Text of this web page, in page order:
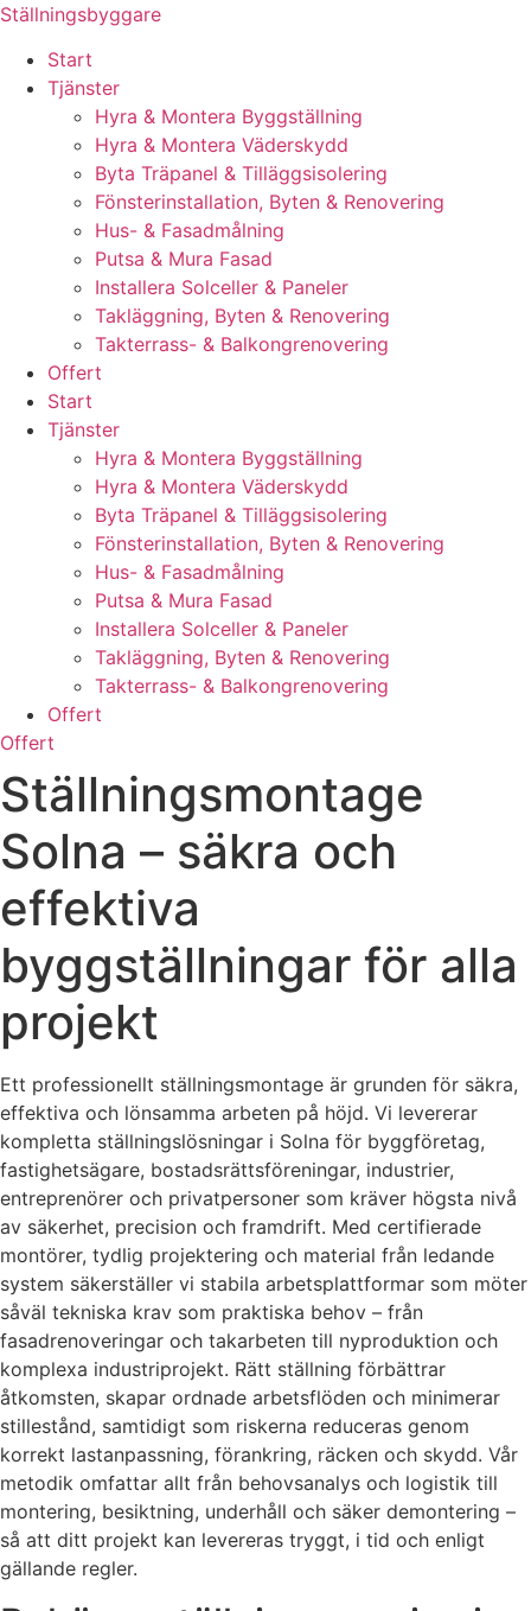
Skip
content
Ställningsbyggare
Start
Tjänster
Hyra & Montera Byggställning
Hyra & Montera Väderskydd
Byta Träpanel & Tilläggsisolering
Fönsterinstallation, Byten & Renovering
Hus- & Fasadmålning
Putsa & Mura Fasad
Installera Solceller & Paneler
Takläggning, Byten & Renovering
Takterrass- & Balkongrenovering
Offert
Start
Tjänster
Hyra & Montera Byggställning
Hyra & Montera Väderskydd
Byta Träpanel & Tilläggsisolering
Fönsterinstallation, Byten & Renovering
Hus- & Fasadmålning
Putsa & Mura Fasad
Installera Solceller & Paneler
Takläggning, Byten & Renovering
Takterrass- & Balkongrenovering
Offert
Offert
Ställningsmontage
Solna – säkra och
effektiva
byggställningar för alla
projekt
Ett professionellt ställningsmontage är grunden för säkra,
effektiva och lönsamma arbeten på höjd. Vi levererar
kompletta ställningslösningar i Solna för byggföretag,
fastighetsägare, bostadsrättsföreningar, industrier,
entreprenörer och privatpersoner som kräver högsta nivå
av säkerhet, precision och framdrift. Med certifierade
montörer, tydlig projektering och material från ledande
system säkerställer vi stabila arbetsplattformar som möter
såväl tekniska krav som praktiska behov – från
fasadrenoveringar och takarbeten till nyproduktion och
komplexa industriprojekt. Rätt ställning förbättrar
åtkomsten, skapar ordnade arbetsflöden och minimerar
stillestånd, samtidigt som riskerna reduceras genom
korrekt lastanpassning, förankring, räcken och skydd. Vår
metodik omfattar allt från behovsanalys och logistik till
montering, besiktning, underhåll och säker demontering –
så att ditt projekt kan levereras tryggt, i tid och enligt
gällande regler.